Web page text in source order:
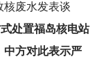
核废水发表谈
处置福岛核电站
中方对此表示严